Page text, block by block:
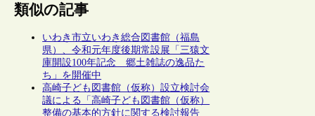
類似の記事
いわき市立いわき総合図書館（福島
県）、令和元年度後期常設展「三猿文
庫開設100年記念 郷土雑誌の逸品た
ち」を開催中
高崎子ども図書館（仮称）設立検討会
議による「高崎子ども図書館（仮称）
整備の基本的方針に関する検討報告